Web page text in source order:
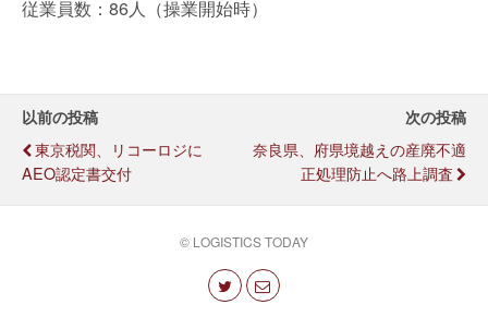
従業員数：86人（操業開始時）
以前の投稿
東京税関、リコーロジに
AEO認定書交付
次の投稿
奈良県、府県境越えの産廃不適
正処理防止へ路上調査
© LOGISTICS TODAY